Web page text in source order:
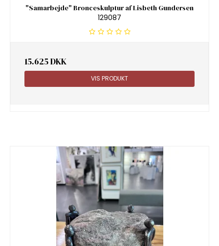
"Samarbejde" Bronceskulptur af Lisbeth Gundersen
129087
15.625 DKK
VIS PRODUKT